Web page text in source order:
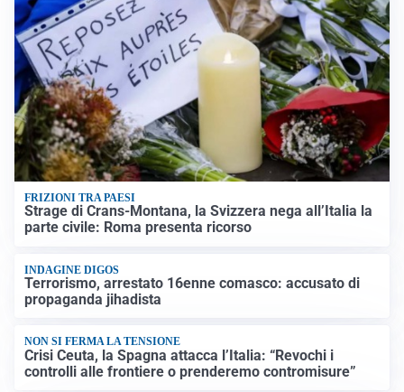
FRIZIONI TRA PAESI
Strage di Crans-Montana, la Svizzera nega all’Italia la
parte civile: Roma presenta ricorso
INDAGINE DIGOS
Terrorismo, arrestato 16enne comasco: accusato di
propaganda jihadista
NON SI FERMA LA TENSIONE
Crisi Ceuta, la Spagna attacca l’Italia: “Revochi i
controlli alle frontiere o prenderemo contromisure”